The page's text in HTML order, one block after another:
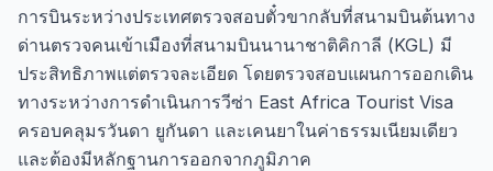
การบินระหว่างประเทศตรวจสอบตั๋วขากลับที่สนามบินต้นทาง
ด่านตรวจคนเข้าเมืองที่สนามบินนานาชาติคิกาลี (KGL) มี
ประสิทธิภาพแต่ตรวจละเอียด โดยตรวจสอบแผนการออกเดิน
ทางระหว่างการดำเนินการวีซ่า East Africa Tourist Visa
ครอบคลุมรวันดา ยูกันดา และเคนยาในค่าธรรมเนียมเดียว
และต้องมีหลักฐานการออกจากภูมิภาค